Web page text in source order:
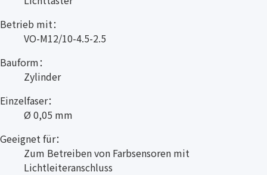
Betrieb mit：
VO-M12/10-4.5-2.5
Bauform：
Zylinder
Einzelfaser：
Ø 0,05 mm
Geeignet für：
Zum Betreiben von Farbsensoren mit
Lichtleiteranschluss